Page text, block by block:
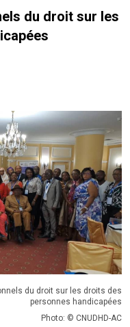
du droit sur les
du droit sur les droits des
personnes handicapées
Photo: © CNUDHD-AC